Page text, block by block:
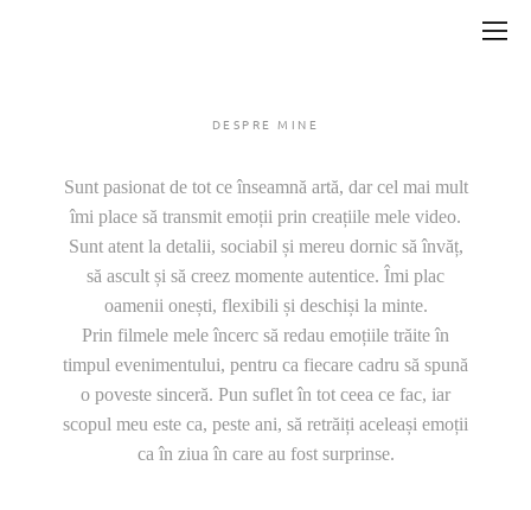
DESPRE MINE
Sunt pasionat de tot ce înseamnă artă, dar cel mai mult
îmi place să transmit emoții prin creațiile mele video.
Sunt atent la detalii, sociabil și mereu dornic să învăț,
să ascult și să creez momente autentice. Îmi plac
oamenii onești, flexibili și deschiși la minte.
Prin filmele mele încerc să redau emoțiile trăite în
timpul evenimentului, pentru ca fiecare cadru să spună
o poveste sinceră. Pun suflet în tot ceea ce fac, iar
scopul meu este ca, peste ani, să retrăiți aceleași emoții
ca în ziua în care au fost surprinse.